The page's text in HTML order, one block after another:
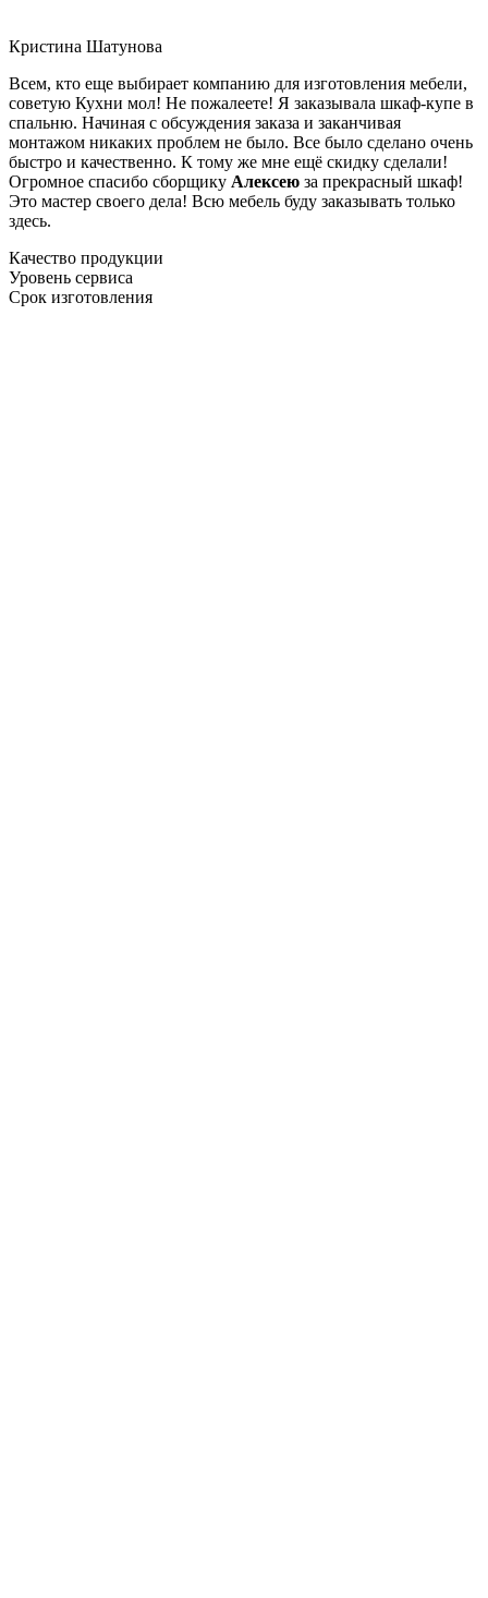
Кристина Шатунова
Всем, кто еще выбирает компанию для изготовления мебели,
советую Кухни мол! Не пожалеете! Я заказывала шкаф-купе в
спальню. Начиная с обсуждения заказа и заканчивая
монтажом никаких проблем не было. Все было сделано очень
быстро и качественно. К тому же мне ещё скидку сделали!
Огромное спасибо сборщику Алексею за прекрасный шкаф!
Это мастер своего дела! Всю мебель буду заказывать только
здесь.
Качество продукции
Уровень сервиса
Срок изготовления